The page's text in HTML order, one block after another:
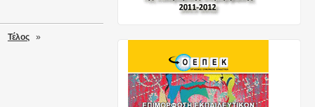
Τέλος »